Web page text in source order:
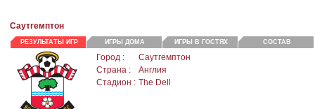
Саутгемптон
РЕЗУЛЬТАТЫ ИГР ИГРЫ ДОМА ИГРЫ В ГОСТЯХ СОСТАВ
Город :
Саутгемптон
Страна :
Англия
Стадион : The Dell